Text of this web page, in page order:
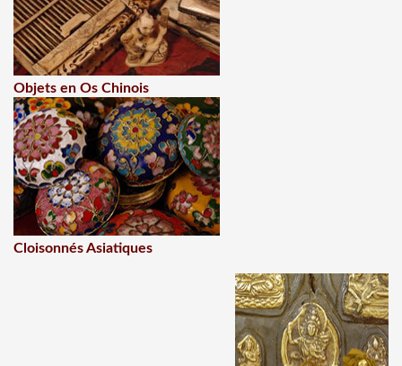
Objets en Os Chinois
Cloisonnés Asiatiques